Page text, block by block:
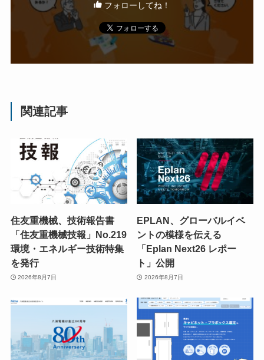
フォローしてね！
関連記事
住友重機械、技術報告書
「住友重機械技報」No.219
環境・エネルギー技術特集
を発行
2026年8月7日
EPLAN、グローバルイベ
ントの模様を伝える
「Eplan Next26 レポー
ト」公開
2026年8月7日